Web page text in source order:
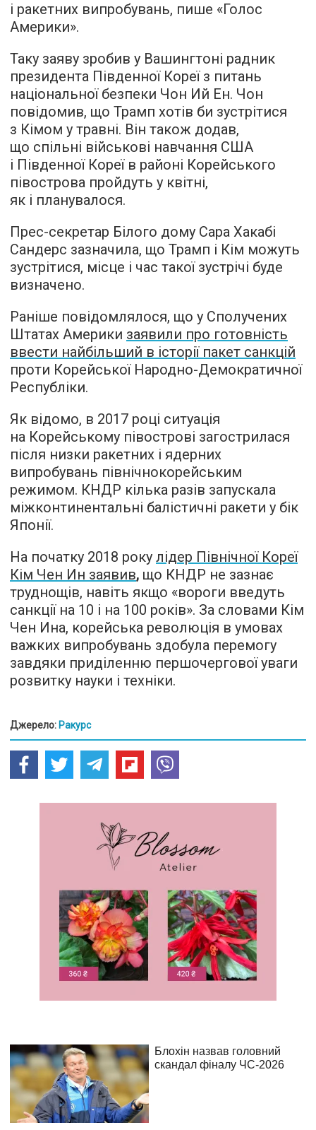
і ракетних випробувань, пише «Голос
Америки».
Таку заяву зробив у Вашингтоні радник
президента Південної Кореї з питань
національної безпеки Чон Ий Ен. Чон
повідомив, що Трамп хотів би зустрітися
з Кімом у травні. Він також додав,
що спільні військові навчання США
і Південної Кореї в районі Корейського
півострова пройдуть у квітні,
як і планувалося.
Прес-секретар Білого дому Сара Хакабі
Сандерс зазначила, що Трамп і Кім можуть
зустрітися, місце і час такої зустрічі буде
визначено.
Раніше повідомлялося, що у Сполучених
Штатах Америки заявили про готовність
ввести найбільший в історії пакет санкцій
проти Корейської Народно-Демократичної
Республіки.
Як відомо, в 2017 році ситуація
на Корейському півострові загострилася
після низки ракетних і ядерних
випробувань північнокорейським
режимом. КНДР кілька разів запускала
міжконтинентальні балістичні ракети у бік
Японії.
На початку 2018 року лідер Північної Кореї
Кім Чен Ин заявив, що КНДР не зазнає
труднощів, навіть якщо «вороги введуть
санкції на 10 і на 100 років». За словами Кім
Чен Ина, корейська революція в умовах
важких випробувань здобула перемогу
завдяки приділенню першочергової уваги
розвитку науки і техніки.
Джерело: Ракурс